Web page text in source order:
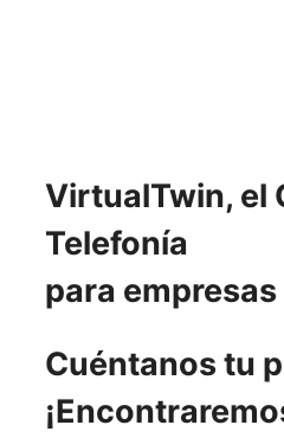
VirtualTwin, el
Telefonía
para
Cuéntanos tu